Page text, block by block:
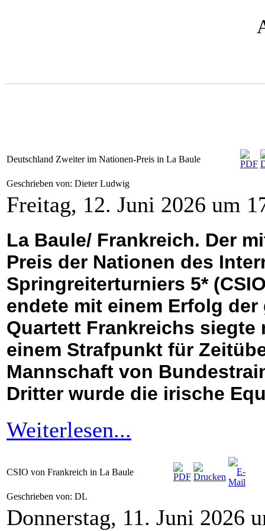
Deutschland Zweiter im Nationen-Preis in La Baule
Geschrieben von: Dieter Ludwig
Freitag, 12. Juni 2026 um
La Baule/ Frankreich. Der
Preis der Nationen des
Springreiterturniers 5*
endete mit einem Erfolg
Quartett Frankreichs
einem Strafpunkt für
Mannschaft von
Dritter wurde die irische
Weiterlesen...
CSIO von Frankreich in La Baule
Geschrieben von: DL
Donnerstag, 11. Juni 2026